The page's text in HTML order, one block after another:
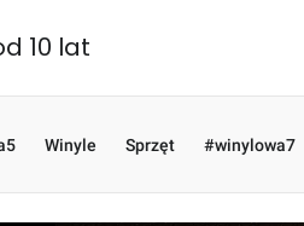
10 lat
Winyle Sprzęt #winylowa7